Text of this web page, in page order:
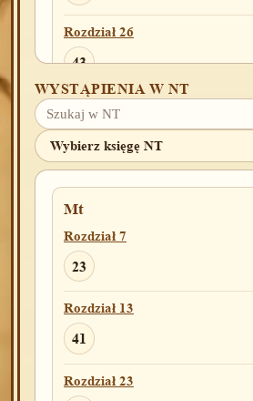
Rozdział 26
43
Lb
Rozdział 14
Pwt
Rozdział 31
29
2Krl
Rozdział 14
WYSTĄPIENIA W NT
Mt
Rozdział 7
23
Rozdział 13
41
Rozdział 23